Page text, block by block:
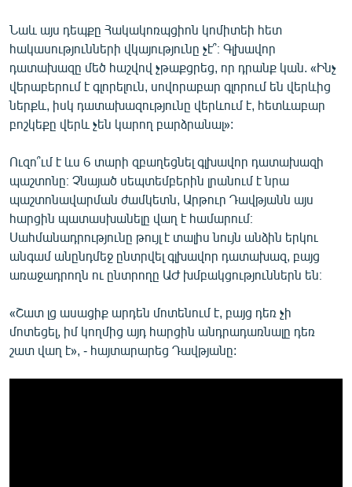
Նաև այս դեպքը Հակակոռպցիոն կոմիտեի հետ
հակասությունների վկայությունը չէ՞։ Գլխավոր
դատախազը մեծ հաշվով չթաքցրեց, որ դրանք կան. «Ինչ
վերաբերում է գլորելուն, սովորաբար գլորում են վերևից
ներքև, իսկ դատախազությունը վերևում է, հետևաբար
բոշկեքը վերև չեն կարող բարձրանալ»:
Ուզո՞ւմ է ևս 6 տարի զբաղեցնել գլխավոր դատախազի
պաշտոնը։ Չնայած սեպտեմբերին լրանում է նրա
պաշտոնավարման ժամկետն, Արթուր Դավթյանն այս
հարցին պատասխանելը վաղ է համարում։
Սահմանադրությունը թույլ է տալիս նույն անձին երկու
անգամ անընդմեջ ընտրվել գլխավոր դատախազ, բայց
առաջադրողն ու ընտրողը ԱԺ խմբակցություններն են։
«Շատ լց ասացիք արդեն մոտենում է, բայց դեռ չի
մոտեցել, իմ կողմից այդ հարցին անդրադառնալը դեռ
շատ վաղ է», - հայտարարեց Դավթյանը: